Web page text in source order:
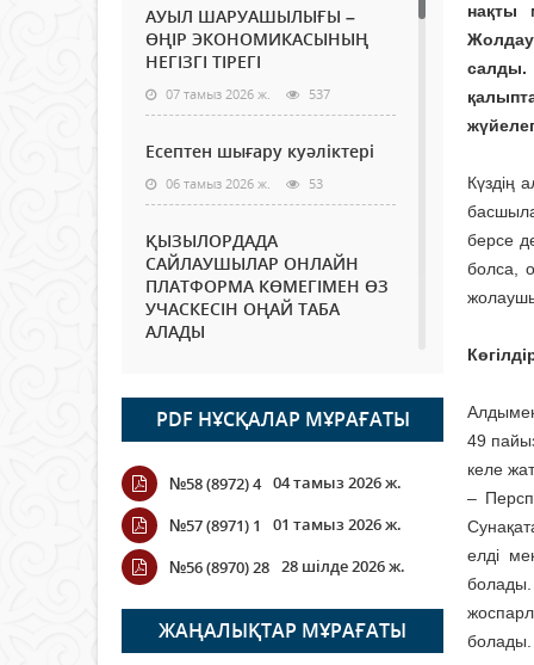
АУЫЛ ШАРУАШЫЛЫҒЫ –
ӨҢІР ЭКОНОМИКАСЫНЫҢ
НЕГІЗГІ ТІРЕГІ
07 тамыз 2026 ж. 537
Есептен шығару куәліктері
06 тамыз 2026 ж. 53
ҚЫЗЫЛОРДАДА
САЙЛАУШЫЛАР ОНЛАЙН
ПЛАТФОРМА КӨМЕГІМЕН ӨЗ
УЧАСКЕСІН ОҢАЙ ТАБА
АЛАДЫ
Open Air: Қызылорда
облысы полиция
департаменті 20 мыңнан
астам көрерменнің
қауіпсіздігін қамтамасыз етті
ҚАЛАЙ ӨТЕДІ?
06 тамыз 2026 ж. 245
PDF НҰСҚАЛАР МҰРАҒАТЫ
№58 (8972) 4 04 тамыз 2026 ж.
№57 (8971) 1
01 тамыз 2026 ж.
№56 (8970) 28 28 шілде 2026 ж.
ЖАҢАЛЫҚТАР МҰРАҒАТЫ
нақты
салды.
Күздің
берсе
болса,
49
келе
–
елді